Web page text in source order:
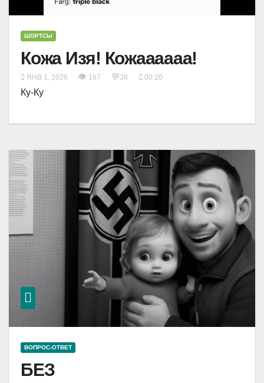
ШОРТСЫ
Кожа Изя! Кожаааааа!
ЯНВ 1, 2026 👁 167 💬38 00:20
Ку-Ку
ВОПРОС-ОТВЕТ
БЕЗ